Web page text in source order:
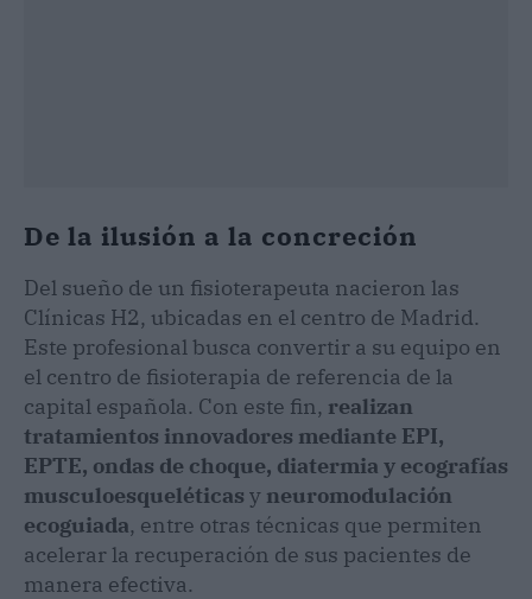
De la ilusión a la concreción
Del sueño de un fisioterapeuta nacieron las
Clínicas H2, ubicadas en el centro de Madrid.
Este profesional busca convertir a su equipo en
el centro de fisioterapia de referencia de la
capital española. Con este fin, realizan
tratamientos innovadores mediante EPI,
EPTE, ondas de choque, diatermia y ecografías
musculoesqueléticas y neuromodulación
ecoguiada, entre otras técnicas que permiten
acelerar la recuperación de sus pacientes de
manera efectiva.